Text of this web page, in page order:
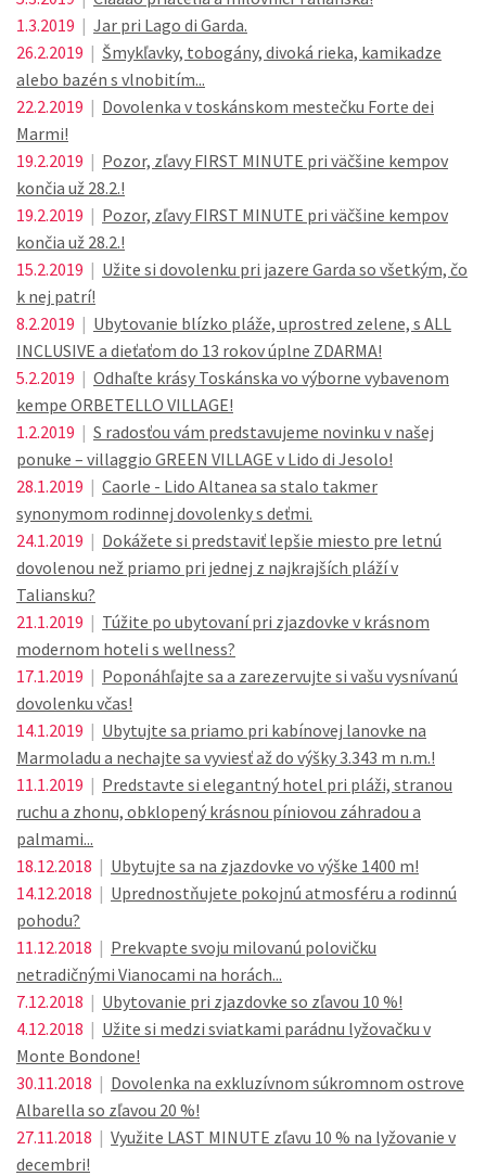
1.3.2019 | Jar pri Lago di Garda.
26.2.2019 | Šmykľavky, tobogány, divoká rieka, kamikadze
alebo bazén s vlnobitím...
22.2.2019 | Dovolenka v toskánskom mestečku Forte dei
Marmi!
19.2.2019 | Pozor, zľavy FIRST MINUTE pri väčšine kempov
končia už 28.2.!
19.2.2019 | Pozor, zľavy FIRST MINUTE pri väčšine kempov
končia už 28.2.!
15.2.2019 | Užite si dovolenku pri jazere Garda so všetkým, čo
k nej patrí!
8.2.2019 | Ubytovanie blízko pláže, uprostred zelene, s ALL
INCLUSIVE a dieťaťom do 13 rokov úplne ZDARMA!
5.2.2019 | Odhaľte krásy Toskánska vo výborne vybavenom
kempe ORBETELLO VILLAGE!
1.2.2019 | S radosťou vám predstavujeme novinku v našej
ponuke – villaggio GREEN VILLAGE v Lido di Jesolo!
28.1.2019 | Caorle - Lido Altanea sa stalo takmer
synonymom rodinnej dovolenky s deťmi.
24.1.2019 | Dokážete si predstaviť lepšie miesto pre letnú
dovolenou než priamo pri jednej z najkrajších pláží v
Taliansku?
21.1.2019 | Túžite po ubytovaní pri zjazdovke v krásnom
modernom hoteli s wellness?
17.1.2019 | Poponáhľajte sa a zarezervujte si vašu vysnívanú
dovolenku včas!
14.1.2019 | Ubytujte sa priamo pri kabínovej lanovke na
Marmoladu a nechajte sa vyviesť až do výšky 3.343 m n.m.!
11.1.2019 | Predstavte si elegantný hotel pri pláži, stranou
ruchu a zhonu, obklopený krásnou píniovou záhradou a
palmami...
18.12.2018 | Ubytujte sa na zjazdovke vo výške 1400 m!
14.12.2018 | Uprednostňujete pokojnú atmosféru a rodinnú
pohodu?
11.12.2018 | Prekvapte svoju milovanú polovičku
netradičnými Vianocami na horách...
7.12.2018 | Ubytovanie pri zjazdovke so zľavou 10 %!
4.12.2018 | Užite si medzi sviatkami parádnu lyžovačku v
Monte Bondone!
30.11.2018 | Dovolenka na exkluzívnom súkromnom ostrove
Albarella so zľavou 20 %!
27.11.2018 | Využite LAST MINUTE zľavu 10 % na lyžovanie v
decembri!